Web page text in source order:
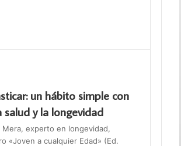
un hábito simple con
y la longevidad
experto en longevidad,
«Joven a cualquier Edad» (Ed.